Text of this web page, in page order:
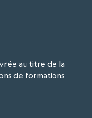
au titre de la
de formations